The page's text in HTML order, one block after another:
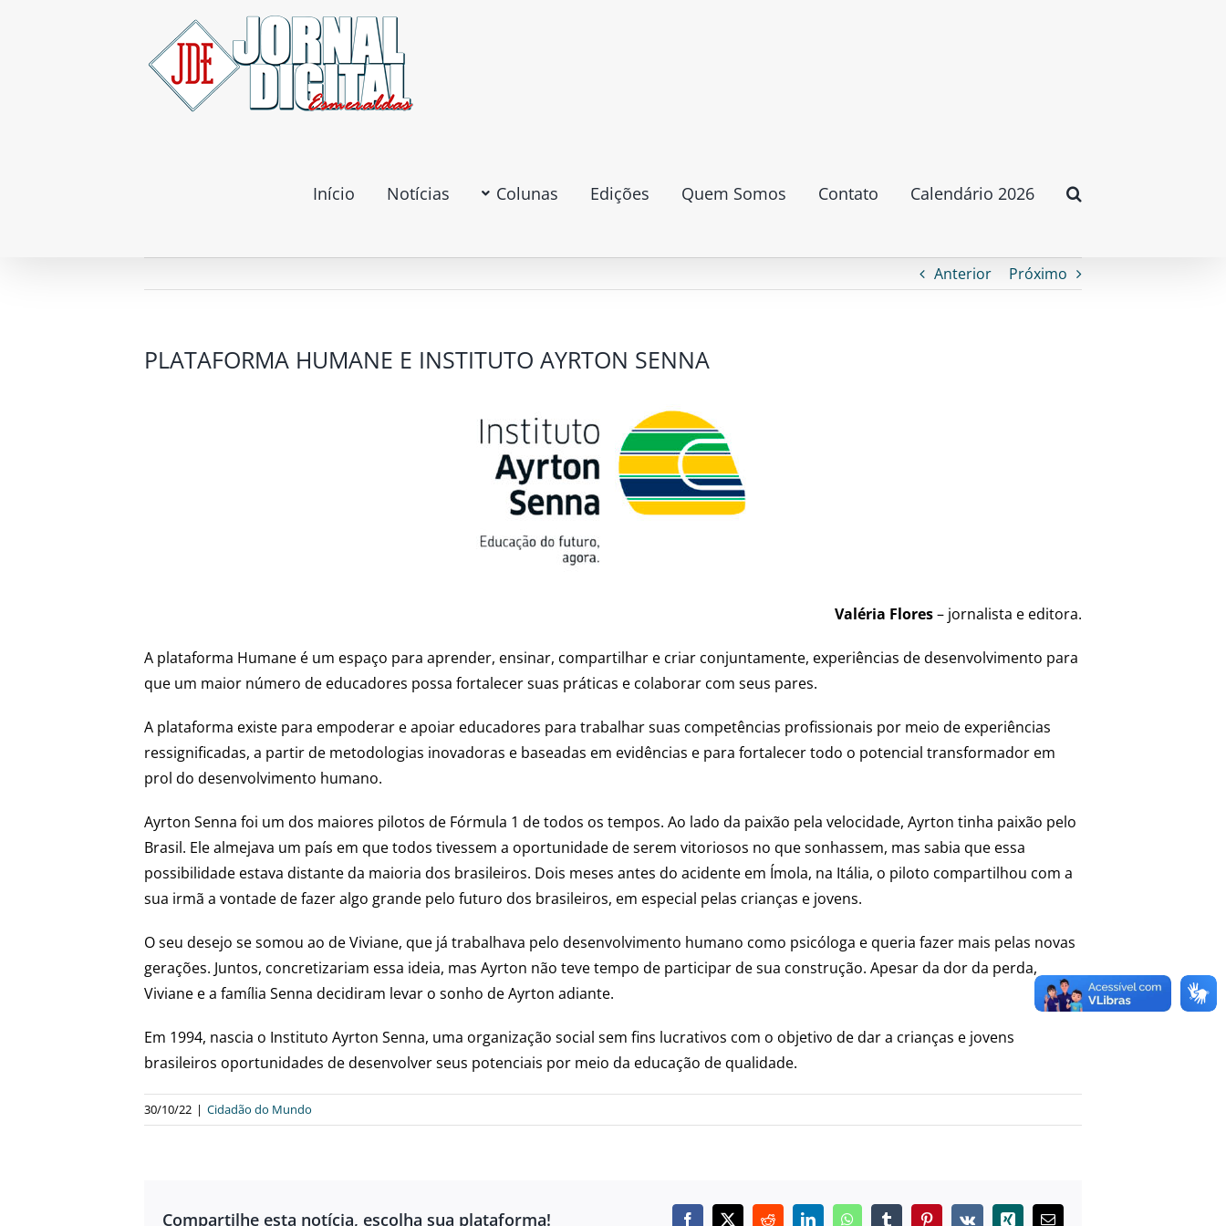
Início Notícias Colunas Edições Quem Somos Contato Calendário 2026
Anterior Próximo
PLATAFORMA HUMANE E INSTITUTO AYRTON SENNA
Valéria Flores– jornalista e editora.
A plataforma Humane é um espaço para aprender, ensinar, compartilhar e criar conjuntamente, experiências de desenvolvimento para
que um maior número de educadores possa fortalecer suas práticas e colaborar com seus pares.
A plataforma existe para empoderar e apoiar educadores para trabalhar suas competências profissionais por meio de experiências
ressignificadas, a partir de metodologias inovadoras e baseadas em evidências e para fortalecer todo o potencial transformador em
prol do desenvolvimento humano.
Ayrton Senna foi um dos maiores pilotos de Fórmula 1 de todos os tempos. Ao lado da paixão pela velocidade, Ayrton tinha paixão pelo
Brasil. Ele almejava um país em que todos tivessem a oportunidade de serem vitoriosos no que sonhassem, mas sabia que essa
possibilidade estava distante da maioria dos brasileiros. Dois meses antes do acidente em Ímola, na Itália, o piloto compartilhou com a
sua irmã a vontade de fazer algo grande pelo futuro dos brasileiros, em especial pelas crianças e jovens.
O seu desejo se somou ao de Viviane, que já trabalhava pelo desenvolvimento humano como psicóloga e queria fazer mais pelas novas
gerações. Juntos, concretizariam essa ideia, mas Ayrton não teve tempo de participar de sua construção. Apesar da dor da perda,
Viviane e a família Senna decidiram levar o sonho de Ayrton adiante.
Em 1994, nascia o Instituto Ayrton Senna, uma organização social sem fins lucrativos com o objetivo de dar a crianças e jovens
brasileiros oportunidades de desenvolver seus potenciais por meio da educação de qualidade.
30/10/22 | Cidadão do Mundo
Compartilhe esta notícia, escolha sua plataforma!